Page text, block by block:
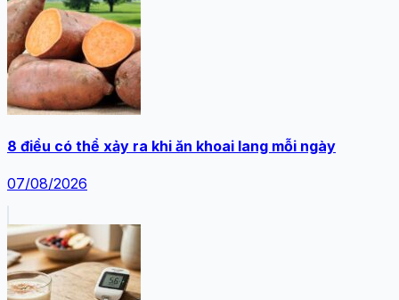
8 điều có thể xảy ra khi ăn khoai lang mỗi ngày
07/08/2026